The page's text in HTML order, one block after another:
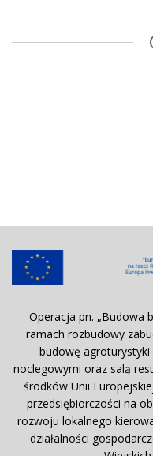
Operacja pn. „Budowa
ramach rozbudowy
budowę
noclegowymi oraz salą
środków Unii
przedsiębiorczości na
rozwoju lokalnego
działalności